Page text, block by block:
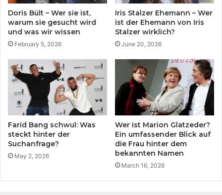
Doris Bült – Wer sie ist,
warum sie gesucht wird
und was wir wissen
February 5, 2026
Iris Stalzer Ehemann – Wer
ist der Ehemann von Iris
Stalzer wirklich?
June 20, 2026
Farid Bang schwul: Was
steckt hinter der
Suchanfrage?
May 2, 2026
Wer ist Marion Glatzeder?
Ein umfassender Blick auf
die Frau hinter dem
bekannten Namen
March 16, 2026